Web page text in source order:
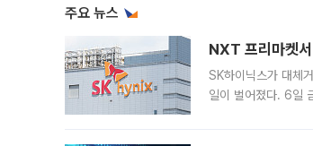
주요 뉴스
NXT 프리마켓
SK하이닉스가 대체
일이 벌어졌다. 6일